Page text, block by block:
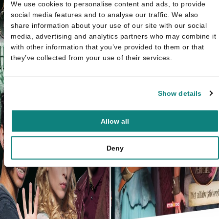
We use cookies to personalise content and ads, to provide
social media features and to analyse our traffic. We also
share information about your use of our site with our social
media, advertising and analytics partners who may combine it
with other information that you’ve provided to them or that
they’ve collected from your use of their services.
Show details
Allow all
Deny